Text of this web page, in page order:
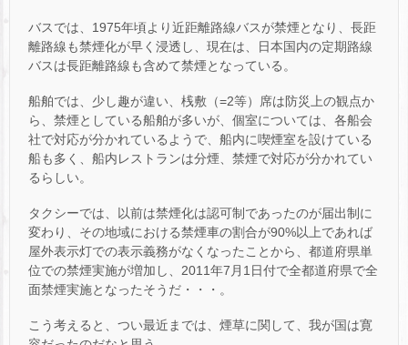
バスでは、1975年頃より近距離路線バスが禁煙となり、長距
離路線も禁煙化が早く浸透し、現在は、日本国内の定期路線
バスは長距離路線も含めて禁煙となっている。
船舶では、少し趣が違い、桟敷（=2等）席は防災上の観点か
ら、禁煙としている船舶が多いが、個室については、各船会
社で対応が分かれているようで、船内に喫煙室を設けている
船も多く、船内レストランは分煙、禁煙で対応が分かれてい
るらしい。
タクシーでは、以前は禁煙化は認可制であったのが届出制に
変わり、その地域における禁煙車の割合が90%以上であれば
屋外表示灯での表示義務がなくなったことから、都道府県単
位での禁煙実施が増加し、2011年7月1日付で全都道府県で全
面禁煙実施となったそうだ・・・。
こう考えると、つい最近までは、煙草に関して、我が国は寛